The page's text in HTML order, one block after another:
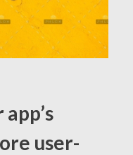
user-